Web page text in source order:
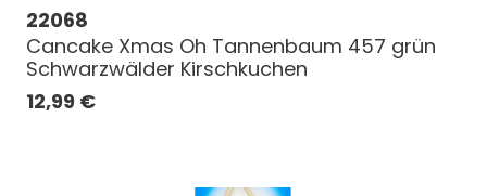
22068
Cancake Xmas Oh Tannenbaum 457 grün
Schwarzwälder Kirschkuchen
12,99 €